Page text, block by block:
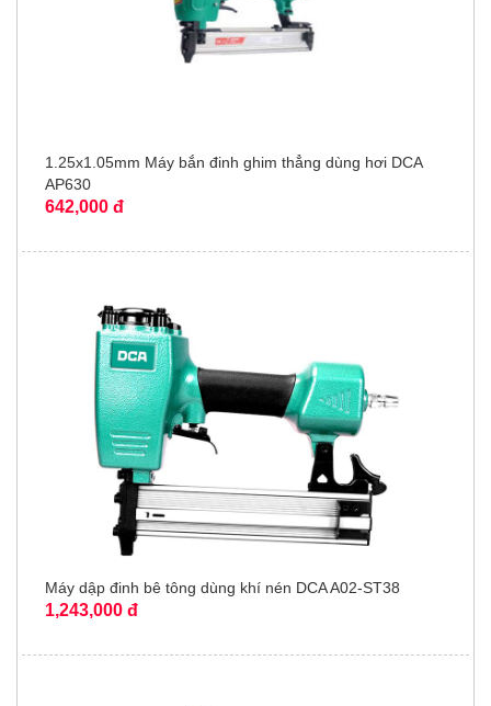
1.25x1.05mm Máy bắn đinh ghim thẳng dùng hơi DCA
AP630
642,000 đ
Máy dập đinh bê tông dùng khí nén DCA A02-ST38
1,243,000 đ